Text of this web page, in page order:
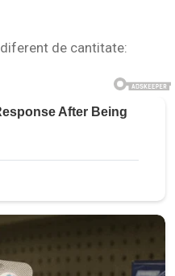
de cantitate: